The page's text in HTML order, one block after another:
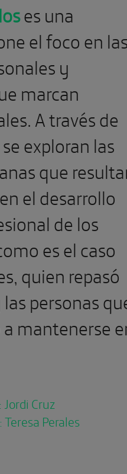
es una
el foco en
y
marcan
A través de
exploran las
que
el desarrollo
de los
es el caso
quien repasó
personas
mantenerse
Cruz
Perales